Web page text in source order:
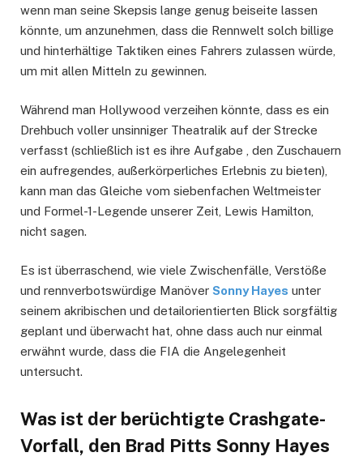
wenn man seine Skepsis lange genug beiseite lassen
könnte, um anzunehmen, dass die Rennwelt solch billige
und hinterhältige Taktiken eines Fahrers zulassen würde,
um mit allen Mitteln zu gewinnen.
Während man Hollywood verzeihen könnte, dass es ein
Drehbuch voller unsinniger Theatralik auf der Strecke
verfasst (schließlich ist es ihre Aufgabe , den Zuschauern
ein aufregendes, außerkörperliches Erlebnis zu bieten),
kann man das Gleiche vom siebenfachen Weltmeister
und Formel-1-Legende unserer Zeit, Lewis Hamilton,
nicht sagen.
Es ist überraschend, wie viele Zwischenfälle, Verstöße
und rennverbotswürdige Manöver Sonny Hayes unter
seinem akribischen und detailorientierten Blick sorgfältig
geplant und überwacht hat, ohne dass auch nur einmal
erwähnt wurde, dass die FIA die Angelegenheit
untersucht.
Was ist der berüchtigte Crashgate-
Vorfall, den Brad Pitts Sonny Hayes